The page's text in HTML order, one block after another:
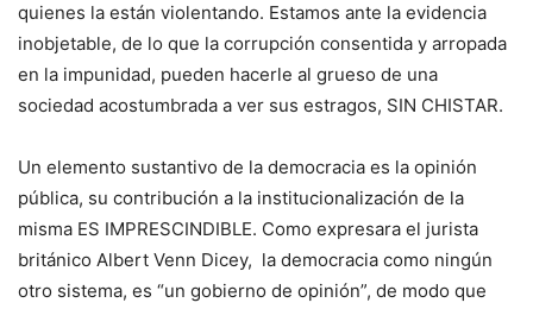
quienes la están violentando. Estamos ante la evidencia
inobjetable, de lo que la corrupción consentida y arropada
en la impunidad, pueden hacerle al grueso de una
sociedad acostumbrada a ver sus estragos, SIN CHISTAR.
Un elemento sustantivo de la democracia es la opinión
pública, su contribución a la institucionalización de la
misma ES IMPRESCINDIBLE. Como expresara el jurista
británico Albert Venn Dicey, la democracia como ningún
otro sistema, es “un gobierno de opinión”, de modo que